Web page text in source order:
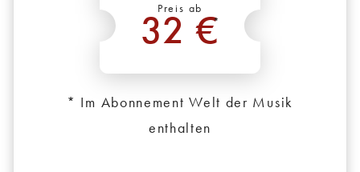
Preis ab
32 €
*
* Im Abonnement Welt der Musik
enthalten